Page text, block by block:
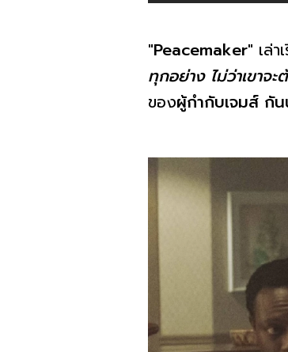
"Peacemaker" เล่
ทุกอย่าง ไม่ว่าเขาจ
ของผู้กำกับเจมส์ กั